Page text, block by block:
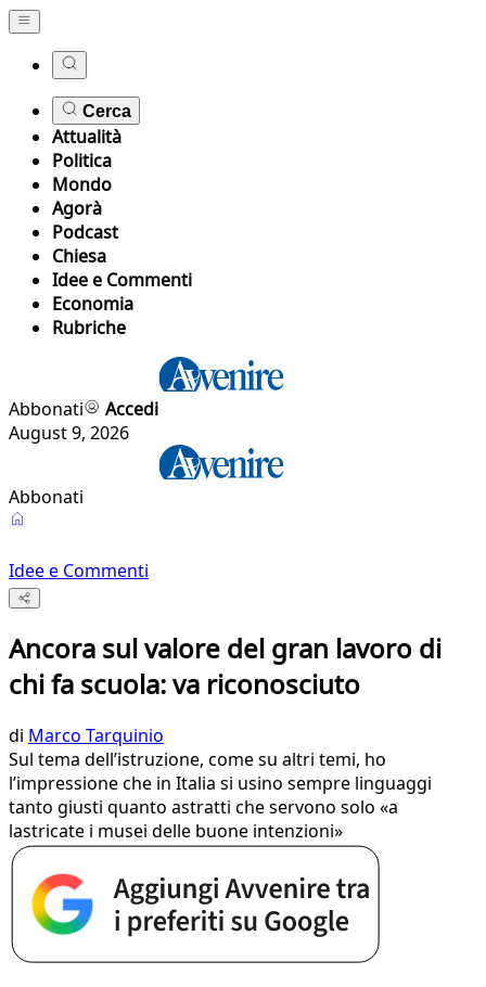
Cerca
Attualità
Politica
Mondo
Agorà
Podcast
Chiesa
Idee e Commenti
Economia
Rubriche
Abbonati
Accedi
August 9, 2026
Abbonati
Idee e Commenti
Ancora sul valore del gran lavoro di
chi fa scuola: va riconosciuto
di Marco Tarquinio
Sul tema dell’istruzione, come su altri temi, ho
l’impressione che in Italia si usino sempre linguaggi
tanto giusti quanto astratti che servono solo «a
lastricate i musei delle buone intenzioni»